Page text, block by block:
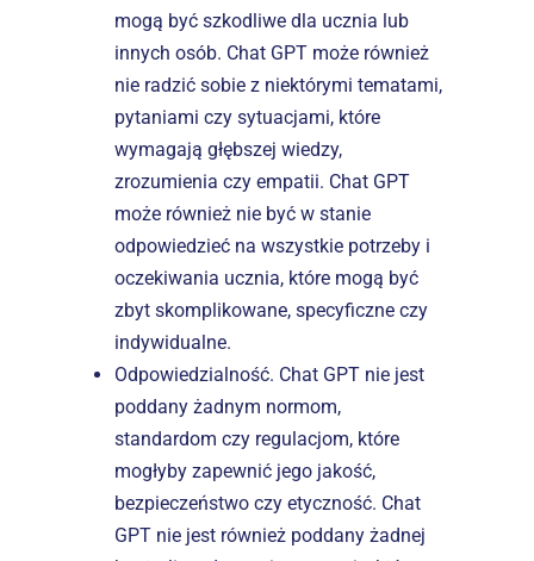
mogą być szkodliwe dla ucznia lub
innych osób. Chat GPT może również
nie radzić sobie z niektórymi tematami,
pytaniami czy sytuacjami, które
wymagają głębszej wiedzy,
zrozumienia czy empatii. Chat GPT
może również nie być w stanie
odpowiedzieć na wszystkie potrzeby i
oczekiwania ucznia, które mogą być
zbyt skomplikowane, specyficzne czy
indywidualne.
Odpowiedzialność. Chat GPT nie jest
poddany żadnym normom,
standardom czy regulacjom, które
mogłyby zapewnić jego jakość,
bezpieczeństwo czy etyczność. Chat
GPT nie jest również poddany żadnej